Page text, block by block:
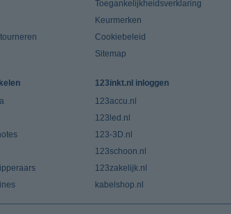
Toegankelijkheidsverklaring
Keurmerken
Cookiebeleid
Sitemap
123inkt.nl inloggen
123accu.nl
123led.nl
123-3D.nl
123schoon.nl
123zakelijk.nl
kabelshop.nl